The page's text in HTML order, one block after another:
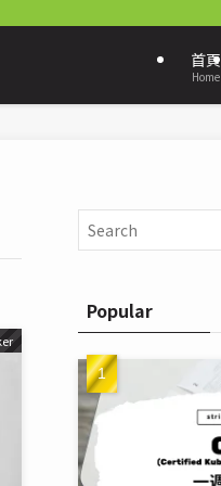
首頁
Home
Popular